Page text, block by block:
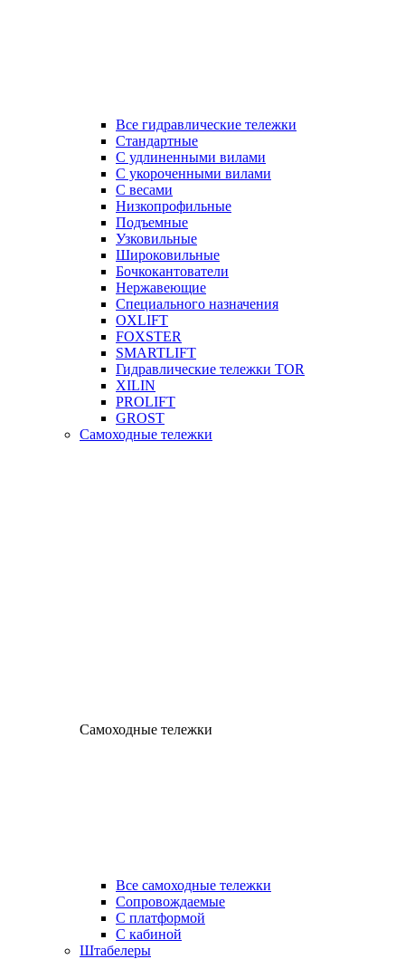
Все гидравлические тележки
Стандартные
С удлиненными вилами
С укороченными вилами
С весами
Низкопрофильные
Подъемные
Узковильные
Широковильные
Бочкокантователи
Нержавеющие
Специального назначения
OXLIFT
FOXSTER
SMARTLIFT
Гидравлические тележки TOR
XILIN
PROLIFT
GROST
Самоходные тележки
Самоходные тележки
Все самоходные тележки
Сопровождаемые
С платформой
С кабиной
Штабелеры